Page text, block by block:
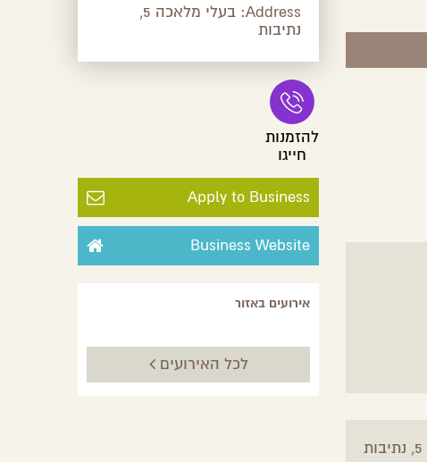
Address:
בעלי מלאכה 5,
נתיבות
להזמנות
חייגו
Apply to Business
Business Website
אירועים באזור
לכל האירועים